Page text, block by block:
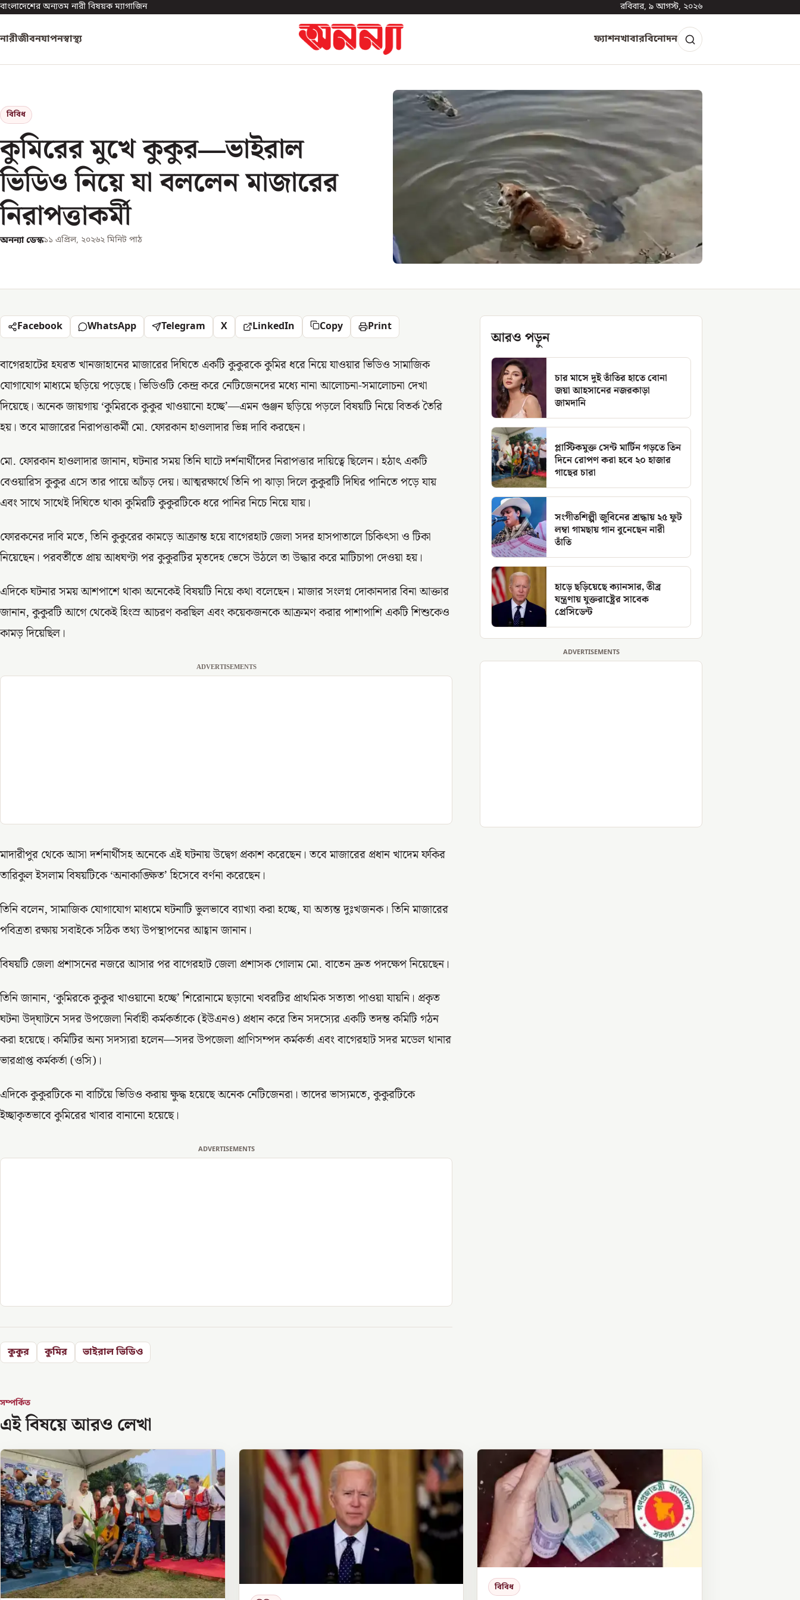
বাংলাদেশের অন্যতম নারী বিষয়ক ম্যাগাজিন রবিবার, ৯ আগস্ট, ২০২৬
নারীজীবনযাপনস্বাস্থ্য ফ্যাশনখাবারবিনোদন
বিবিধ
কুমিরের মুখে কুকুর—ভাইরাল
ভিডিও নিয়ে যা বললেন মাজারের
নিরাপত্তাকর্মী
অনন্যা ডেস্ক১১ এপ্রিল, ২০২৬২ মিনিট পাঠ
Facebook WhatsApp Telegram X LinkedIn Copy Print
বাগেরহাটের হযরত খানজাহানের মাজারের দিঘিতে একটি কুকুরকে কুমির ধরে নিয়ে যাওয়ার ভিডিও সামাজিক
যোগাযোগ মাধ্যমে ছড়িয়ে পড়েছে। ভিডিওটি কেন্দ্র করে নেটিজেনদের মধ্যে নানা আলোচনা-সমালোচনা দেখা
দিয়েছে। অনেক জায়গায় ‘কুমিরকে কুকুর খাওয়ানো হচ্ছে’—এমন গুঞ্জন ছড়িয়ে পড়লে বিষয়টি নিয়ে বিতর্ক তৈরি
হয়। তবে মাজারের নিরাপত্তাকর্মী মো. ফোরকান হাওলাদার ভিন্ন দাবি করছেন।
মো. ফোরকান হাওলাদার জানান, ঘটনার সময় তিনি ঘাটে দর্শনার্থীদের নিরাপত্তার দায়িত্বে ছিলেন। হঠাৎ একটি
বেওয়ারিস কুকুর এসে তার পায়ে আঁচড় দেয়। আত্মরক্ষার্থে তিনি পা ঝাড়া দিলে কুকুরটি দিঘির পানিতে পড়ে যায়
এবং সাথে সাথেই দিঘিতে থাকা কুমিরটি কুকুরটিকে ধরে পানির নিচে নিয়ে যায়।
ফোরকনের দাবি মতে, তিনি কুকুরের কামড়ে আক্রান্ত হয়ে বাগেরহাট জেলা সদর হাসপাতালে চিকিৎসা ও টিকা
নিয়েছেন। পরবর্তীতে প্রায় আধঘণ্টা পর কুকুরটির মৃতদেহ ভেসে উঠলে তা উদ্ধার করে মাটিচাপা দেওয়া হয়।
এদিকে ঘটনার সময় আশপাশে থাকা অনেকেই বিষয়টি নিয়ে কথা বলেছেন। মাজার সংলগ্ন দোকানদার বিনা আক্তার
জানান, কুকুরটি আগে থেকেই হিংস্র আচরণ করছিল এবং কয়েকজনকে আক্রমণ করার পাশাপাশি একটি শিশুকেও
কামড় দিয়েছিল।
ADVERTISEMENTS
মাদারীপুর থেকে আসা দর্শনার্থীসহ অনেকে এই ঘটনায় উদ্বেগ প্রকাশ করেছেন। তবে মাজারের প্রধান খাদেম ফকির
তারিকুল ইসলাম বিষয়টিকে ‘অনাকাঙ্ক্ষিত’ হিসেবে বর্ণনা করেছেন।
তিনি বলেন, সামাজিক যোগাযোগ মাধ্যমে ঘটনাটি ভুলভাবে ব্যাখ্যা করা হচ্ছে, যা অত্যন্ত দুঃখজনক। তিনি মাজারের
পবিত্রতা রক্ষায় সবাইকে সঠিক তথ্য উপস্থাপনের আহ্বান জানান।
বিষয়টি জেলা প্রশাসনের নজরে আসার পর বাগেরহাট জেলা প্রশাসক গোলাম মো. বাতেন দ্রুত পদক্ষেপ নিয়েছেন।
তিনি জানান, ‘কুমিরকে কুকুর খাওয়ানো হচ্ছে’ শিরোনামে ছড়ানো খবরটির প্রাথমিক সত্যতা পাওয়া যায়নি। প্রকৃত
ঘটনা উদ্‌ঘাটনে সদর উপজেলা নির্বাহী কর্মকর্তাকে (ইউএনও) প্রধান করে তিন সদস্যের একটি তদন্ত কমিটি গঠন
করা হয়েছে। কমিটির অন্য সদস্যরা হলেন—সদর উপজেলা প্রাণিসম্পদ কর্মকর্তা এবং বাগেরহাট সদর মডেল থানার
ভারপ্রাপ্ত কর্মকর্তা (ওসি)।
এদিকে কুকুরটিকে না বাচিঁয়ে ভিডিও করায় ক্ষুদ্ধ হয়েছে অনেক নেটিজেনরা। তাদের ভাস্যমতে, কুকুরটিকে
ইচ্ছাকৃতভাবে কুমিরের খাবার বানানো হয়েছে।
ADVERTISEMENTS
কুকুর কুমির ভাইরাল ভিডিও
আরও পড়ুন
চার মাসে দুই তাঁতির হাতে বোনা
জয়া আহসানের নজরকাড়া
জামদানি
প্লাস্টিকমুক্ত সেন্ট মার্টিন গড়তে তিন
দিনে রোপণ করা হবে ২০ হাজার
গাছের চারা
সংগীতশিল্পী জুবিনের শ্রদ্ধায় ২৫ ফুট
লম্বা গামছায় গান বুনেছেন নারী
তাঁতি
হাড়ে ছড়িয়েছে ক্যানসার, তীব্র
যন্ত্রণায় যুক্তরাষ্ট্রের সাবেক
প্রেসিডেন্ট
ADVERTISEMENTS
সম্পর্কিত
এই বিষয়ে আরও লেখা
বিবিধ